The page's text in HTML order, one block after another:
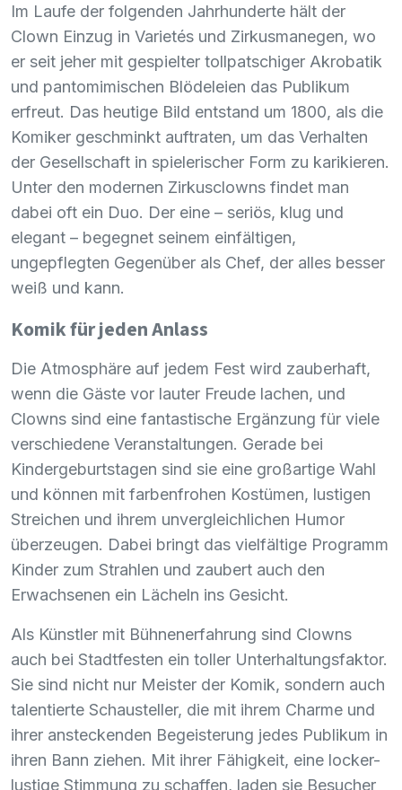
Im Laufe der folgenden Jahrhunderte hält der
Clown Einzug in Varietés und Zirkusmanegen, wo
er seit jeher mit gespielter tollpatschiger Akrobatik
und pantomimischen Blödeleien das Publikum
erfreut. Das heutige Bild entstand um 1800, als die
Komiker geschminkt auftraten, um das Verhalten
der Gesellschaft in spielerischer Form zu karikieren.
Unter den modernen Zirkusclowns findet man
dabei oft ein Duo. Der eine – seriös, klug und
elegant – begegnet seinem einfältigen,
ungepflegten Gegenüber als Chef, der alles besser
weiß und kann.
Komik für jeden Anlass
Die Atmosphäre auf jedem Fest wird zauberhaft,
wenn die Gäste vor lauter Freude lachen, und
Clowns sind eine fantastische Ergänzung für viele
verschiedene Veranstaltungen. Gerade bei
Kindergeburtstagen sind sie eine großartige Wahl
und können mit farbenfrohen Kostümen, lustigen
Streichen und ihrem unvergleichlichen Humor
überzeugen. Dabei bringt das vielfältige Programm
Kinder zum Strahlen und zaubert auch den
Erwachsenen ein Lächeln ins Gesicht.
Als Künstler mit Bühnenerfahrung sind Clowns
auch bei Stadtfesten ein toller Unterhaltungsfaktor.
Sie sind nicht nur Meister der Komik, sondern auch
talentierte Schausteller, die mit ihrem Charme und
ihrer ansteckenden Begeisterung jedes Publikum in
ihren Bann ziehen. Mit ihrer Fähigkeit, eine locker-
lustige Stimmung zu schaffen, laden sie Besucher